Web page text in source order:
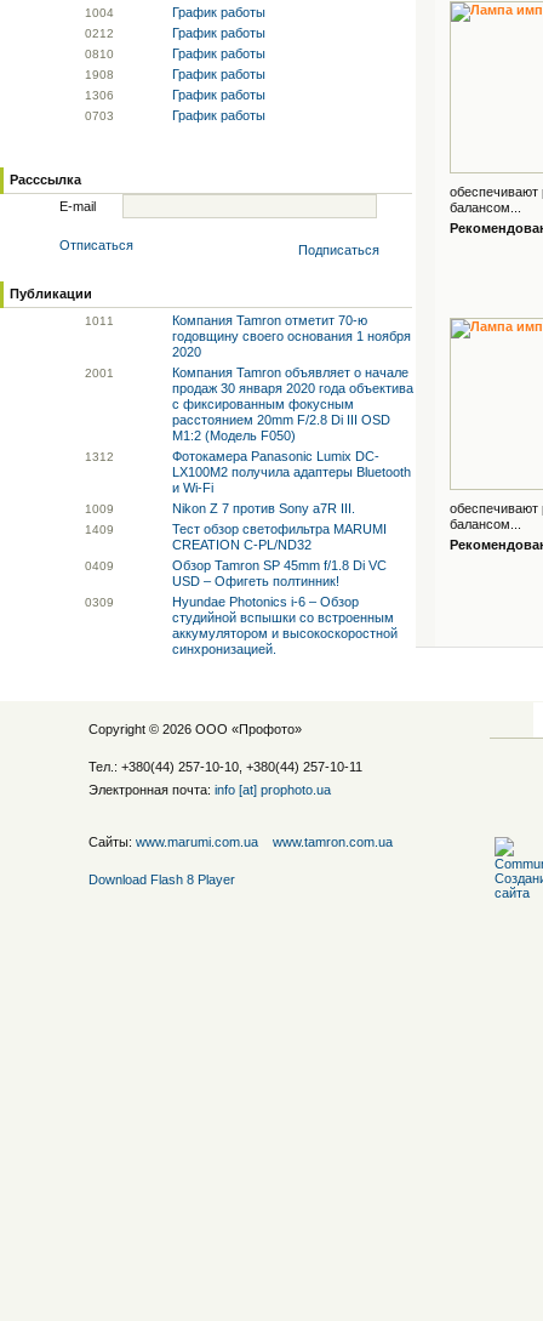
1004 График работы
0212 График работы
0810 График работы
1908 График работы
1306 График работы
0703 График работы
Расссылка
E-mail
Отписаться Подписаться
Публикации
1011
Компания Tamron отметит 70-ю
годовщину своего основания 1 ноября
2020
2001
Компания Tamron объявляет о начале
продаж 30 января 2020 года объектива
с фиксированным фокусным
расстоянием 20mm F/2.8 Di III OSD
M1:2 (Модель F050)
1312
Фотокамера Panasonic Lumix DC-
LX100M2 получила адаптеры Bluetooth
и Wi-Fi
1009 Nikon Z 7 против Sony a7R III.
1409
Тест обзор светофильтра MARUMI
CREATION C-PL/ND32
0409
Обзор Tamron SP 45mm f/1.8 Di VC
USD – Офигеть полтинник!
0309
Hyundae Photonics i-6 – Обзор
студийной вспышки со встроенным
аккумулятором и высокоскоростной
синхронизацией.
балансом...
балансом...
Copyright © 2026 ООО «Профото»
Тел.: +380(44) 257-10-10, +380(44) 257-10-11
Электронная почта: info [at] prophoto.ua
Сайты: www.marumi.com.ua www.tamron.com.ua
Download Flash 8 Player